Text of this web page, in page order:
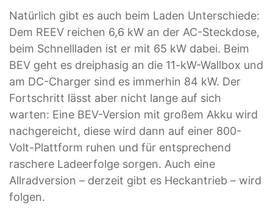
Natürlich gibt es auch beim Laden Unterschiede:
Dem REEV reichen 6,6 kW an der AC-Steckdose,
beim Schnellladen ist er mit 65 kW dabei. Beim
BEV geht es dreiphasig an die 11-kW-Wallbox und
am DC-Charger sind es immerhin 84 kW. Der
Fortschritt lässt aber nicht lange auf sich
warten: Eine BEV-Version mit großem Akku wird
nachgereicht, diese wird dann auf einer 800-
Volt-Plattform ruhen und für entsprechend
raschere Ladeerfolge sorgen. Auch eine
Allradversion – derzeit gibt es Heckantrieb – wird
folgen.